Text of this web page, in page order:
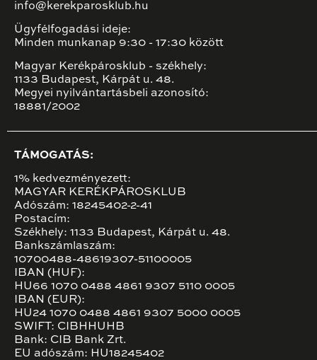
info@kerekparosklub.hu
Ügyfélfogadási ideje:
Minden munkanap 9:30 - 17:30 között
Magyar Kerékpárosklub - székhely:
1133 Budapest, Kárpát u. 48.
Megyei nyilvántartásbeli azonosító:
18881/2002
TÁMOGATÁS:
1% kedvezményezett:
MAGYAR KERÉKPÁROSKLUB
Adószám: 18245402-2-41
Postacím:
Székhely: 1133 Budapest, Kárpát u. 48.
Bankszámlaszám:
10700488-48619307-51100005
IBAN (HUF):
HU66 1070 0488 4861 9307 5110 0005
IBAN (EUR):
HU24 1070 0488 4861 9307 5000 0005
SWIFT: CIBHHUHB
Bank: CIB Bank Zrt.
EU adószám: HU18245402